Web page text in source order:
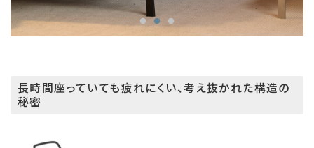
長時間座っていても疲れにくい、考え抜かれた構造の
秘密